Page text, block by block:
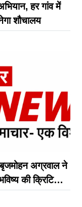
हर गांव में
शौचालय
अग्रवाल ने
की क्रिटिकल
विजन